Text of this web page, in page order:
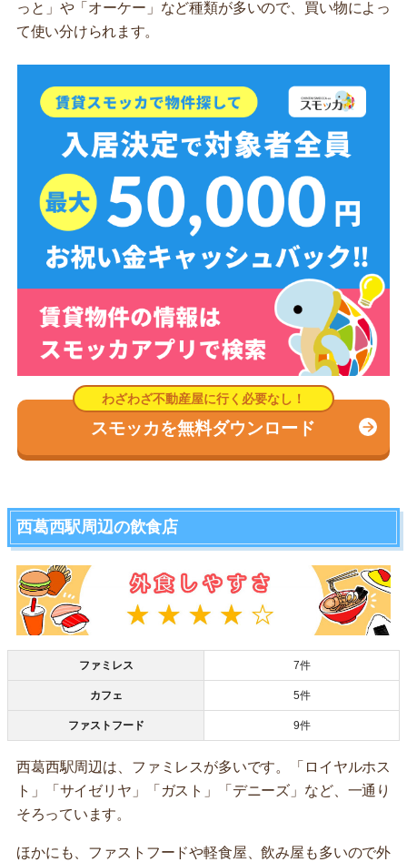
っと」や「オーケー」など種類が多いので、買い物によっ
て使い分けられます。
スモッカを無料ダウンロード
西葛西駅周辺の飲食店
ファミレス 7件
カフェ 5件
ファストフード 9件
西葛西駅周辺は、ファミレスが多いです。「ロイヤルホス
ト」「サイゼリヤ」「ガスト」「デニーズ」など、一通り
そろっています。
ほかにも、ファストフードや軽食屋、飲み屋も多いので外